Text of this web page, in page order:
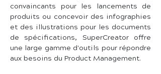
convaincants pour les lancements de
produits ou concevoir des infographies
et des illustrations pour les documents
de spécifications, SuperCreator offre
une large gamme d'outils pour répondre
aux besoins du Product Management.